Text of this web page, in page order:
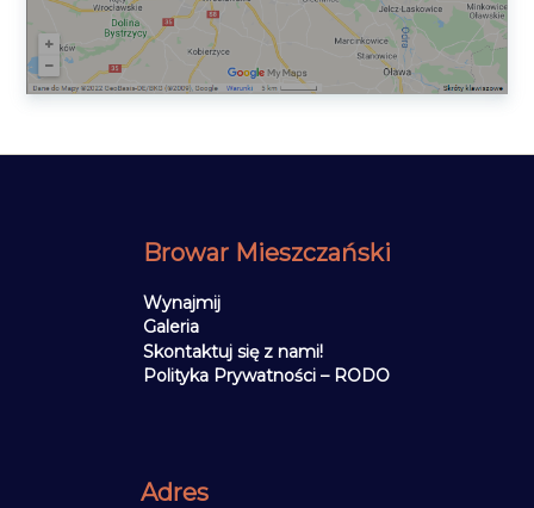
Browar Mieszczański
Wynajmij
Galeria
Skontaktuj się z nami!
Polityka Prywatności – RODO
Adres